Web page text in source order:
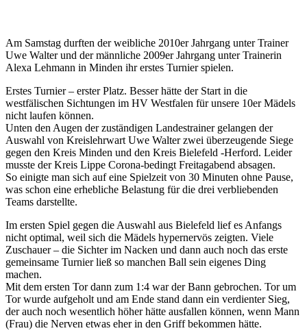
Am Samstag durften der weibliche 2010er Jahrgang unter Trainer
Uwe Walter und der männliche 2009er Jahrgang unter Trainerin
Alexa Lehmann in Minden ihr erstes Turnier spielen.
Erstes Turnier – erster Platz. Besser hätte der Start in die
westfälischen Sichtungen im HV Westfalen für unsere 10er Mädels
nicht laufen können.
Unten den Augen der zuständigen Landestrainer gelangen der
Auswahl von Kreislehrwart Uwe Walter zwei überzeugende Siege
gegen den Kreis Minden und den Kreis Bielefeld -Herford. Leider
musste der Kreis Lippe Corona-bedingt Freitagabend absagen.
So einigte man sich auf eine Spielzeit von 30 Minuten ohne Pause,
was schon eine erhebliche Belastung für die drei verbliebenden
Teams darstellte.
Im ersten Spiel gegen die Auswahl aus Bielefeld lief es Anfangs
nicht optimal, weil sich die Mädels hypernervös zeigten. Viele
Zuschauer – die Sichter im Nacken und dann auch noch das erste
gemeinsame Turnier ließ so manchen Ball sein eigenes Ding
machen.
Mit dem ersten Tor dann zum 1:4 war der Bann gebrochen. Tor um
Tor wurde aufgeholt und am Ende stand dann ein verdienter Sieg,
der auch noch wesentlich höher hätte ausfallen können, wenn Mann
(Frau) die Nerven etwas eher in den Griff bekommen hätte.